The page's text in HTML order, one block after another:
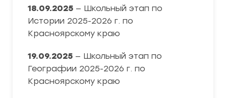
18.09.2025 — Школьный этап по
Истории 2025-2026 г. по
Красноярскому краю
19.09.2025 — Школьный этап по
Географии 2025-2026 г. по
Красноярскому краю